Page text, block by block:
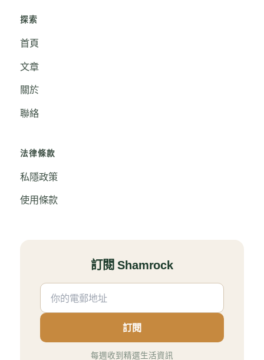
探索
首頁
文章
關於
聯絡
法律條款
私隱政策
使用條款
訂閱 Shamrock
訂閱
每週收到精選生活資訊